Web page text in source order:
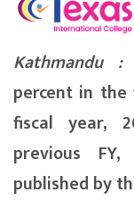
Kathmandu :
percent in
fiscal year,
previous
published by